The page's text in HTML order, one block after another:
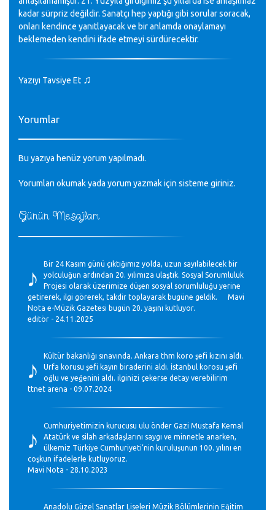
Günün Mesajları
♪
Bir 24 Kasım günü çıktığımız yolda, uzun sayılabilecek bir
yolculuğun ardından 20. yılımıza ulaştık. Sosyal Sorumluluk
Projesi olarak üzerimize düşen sosyal sorumluluğu yerine
getirerek, ilgi görerek, takdir toplayarak bugüne geldik. Mavi
Nota e-Müzik Gazetesi bugün 20. yaşını kutluyor.
editör - 24.11.2025
♪
Kültür bakanlığı sınavında. Ankara thm koro şefi kızını aldı.
Urfa korusu şefi kayın biraderini aldı. İstanbul korosu şefi
oğlu ve yeğenini aldı. ilginizi çekerse detay verebilirim
ttnet arena - 09.07.2024
♪
Cumhuriyetimizin kurucusu ulu önder Gazi Mustafa Kemal
Atatürk ve silah arkadaşlarını saygı ve minnetle anarken,
ülkemiz Türkiye Cumhuriyeti’nin kuruluşunun 100. yılını en
coşkun ifadelerle kutluyoruz.
Mavi Nota - 28.10.2023
Anadolu Güzel Sanatlar Liseleri Müzik Bölümlerinin Eğitim
kadar sürpriz değildir. Sanatçı hep yaptığı gibi sorular soracak,
onları kendince yanıtlayacak ve bir anlamda onaylamayı
beklemeden kendini ifade etmeyi sürdürecektir.
Yazıyı Tavsiye Et ♫
Yorumlar
Bu yazıya henüz yorum yapılmadı.
Yorumları okumak yada yorum yazmak için sisteme giriniz.